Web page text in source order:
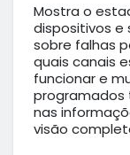
Mostra o
dispositivos e
sobre falhas
quais canais
funcionar e
programados
nas
visão